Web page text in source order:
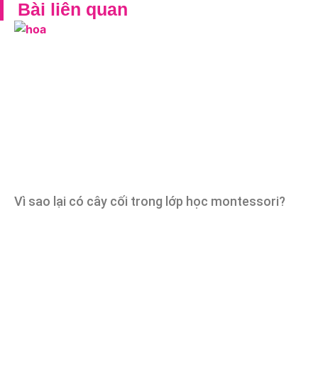
Bài liên quan
Vì sao lại có cây cối trong lớp học montessori?